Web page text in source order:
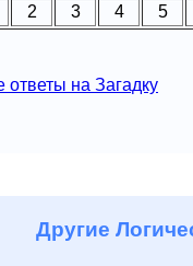
2 3 4 5
на Загадку
Другие